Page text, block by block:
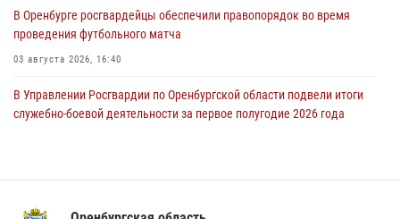
В Оренбурге росгвардейцы обеспечили правопорядок во время
проведения футбольного матча
03 августа 2026, 16:40
В Управлении Росгвардии по Оренбургской области подвели итоги
служебно-боевой деятельности за первое полугодие 2026 года